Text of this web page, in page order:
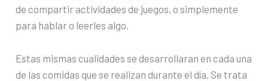
de compartir actividades de juegos, o simplemente
para hablar o leerles algo.
Estas mismas cualidades se desarrollaran en cada una
de las comidas que se realizan durante el día. Se trata